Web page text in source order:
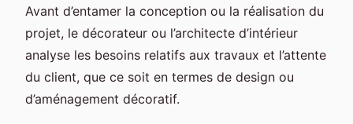
Avant d’entamer la conception ou la réalisation du
projet, le décorateur ou l’architecte d’intérieur
analyse les besoins relatifs aux travaux et l’attente
du client, que ce soit en termes de design ou
d’aménagement décoratif.